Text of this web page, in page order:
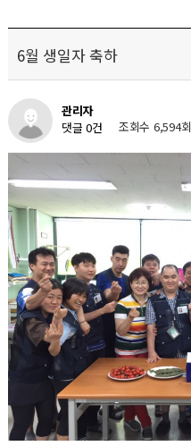
6월 생일자 축하
관리자
댓글 0건
조회수 6,594회